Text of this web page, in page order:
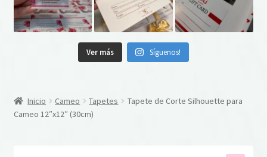
Ver más Síguenos!
Inicio Cameo Tapetes
Tapete de Corte Silhouette para
Cameo 12″x12″ (30cm)